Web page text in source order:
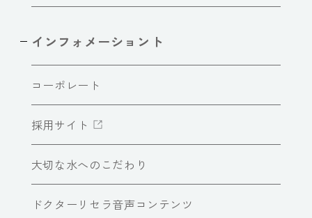
インフォメーショント
コーポレート
採用サイト
大切な水へのこだわり
ドクターリセラ音声コンテンツ